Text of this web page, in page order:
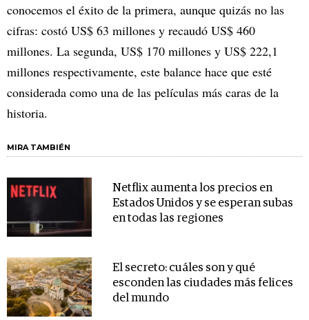
conocemos el éxito de la primera, aunque quizás no las
cifras: costó US$ 63 millones y recaudó US$ 460
millones. La segunda, US$ 170 millones y US$ 222,1
millones respectivamente, este balance hace que esté
considerada como una de las películas más caras de la
historia.
MIRA TAMBIÉN
Netflix aumenta los precios en
Estados Unidos y se esperan subas
en todas las regiones
El secreto: cuáles son y qué
esconden las ciudades más felices
del mundo